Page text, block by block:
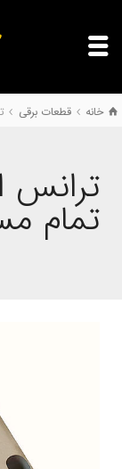
خانه قطعات برقی
ترانس
تمام